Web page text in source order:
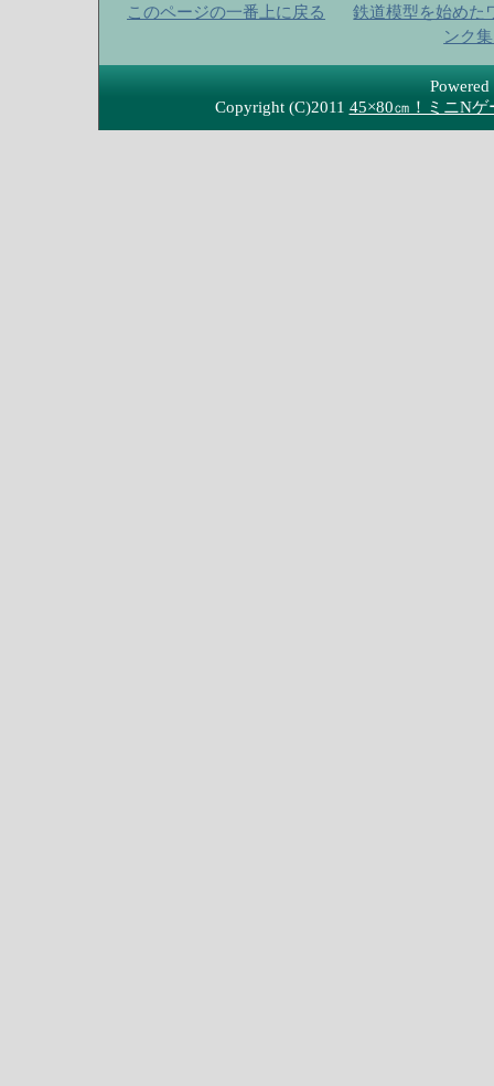
このページの一番上に戻る
鉄道模型を始めた
ンク
Copyright (C)2011 45×80㎝！ミニN